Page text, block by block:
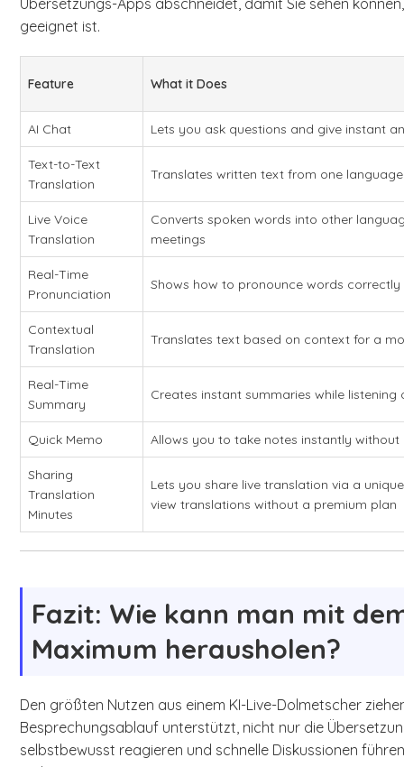
Übersetzungs-Apps abschneidet, damit Sie sehen
geeignet ist.
Feature What it Does
AI Chat Lets you ask questions and give instant
Text-to-Text
Translation
Translates written text from one
Live Voice
Translation
Converts spoken words into other
meetings
Real-Time
Pronunciation
Shows how to pronounce words correctly
Contextual
Translation
Translates text based on context for a
Real-Time
Summary
Creates instant summaries while listening
Quick Memo Allows you to take notes instantly
Sharing
Translation
Minutes
Lets you share live translation via a
view translations without a premium plan
Fazit: Wie kann man mit
Maximum herausholen?
Den größten Nutzen aus einem KI-Live-Dolmetscher
Besprechungsablauf unterstützt, nicht nur die
selbstbewusst reagieren und schnelle Diskussionen